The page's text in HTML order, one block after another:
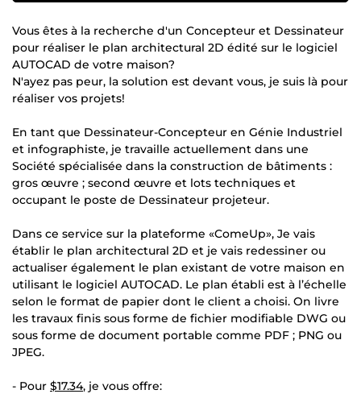
Vous êtes à la recherche d'un Concepteur et Dessinateur
pour réaliser le plan architectural 2D édité sur le logiciel
AUTOCAD de votre maison?
N'ayez pas peur, la solution est devant vous, je suis là pour
réaliser vos projets!
En tant que Dessinateur-Concepteur en Génie Industriel
et infographiste, je travaille actuellement dans une
Société spécialisée dans la construction de bâtiments :
gros œuvre ; second œuvre et lots techniques et
occupant le poste de Dessinateur projeteur.
Dans ce service sur la plateforme «ComeUp», Je vais
établir le plan architectural 2D et je vais redessiner ou
actualiser également le plan existant de votre maison en
utilisant le logiciel AUTOCAD. Le plan établi est à l’échelle
selon le format de papier dont le client a choisi. On livre
les travaux finis sous forme de fichier modifiable DWG ou
sous forme de document portable comme PDF ; PNG ou
JPEG.
- Pour $17.34, je vous offre: